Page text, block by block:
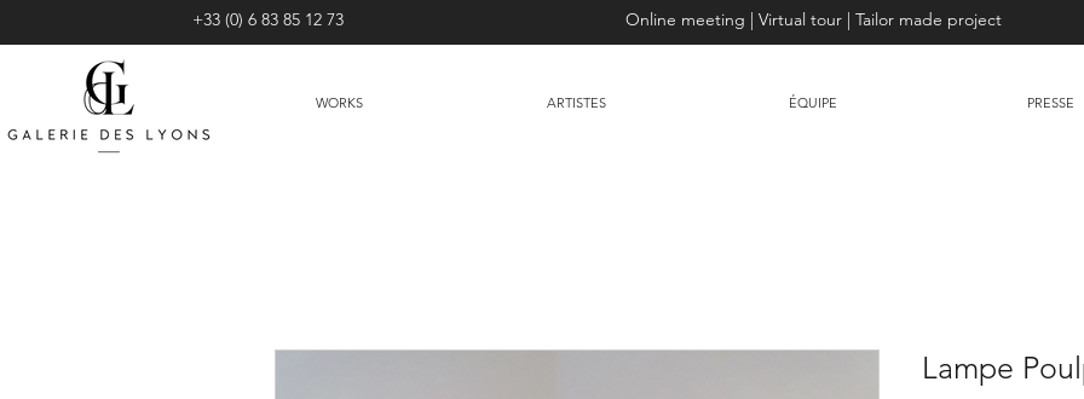
+33 (0) 6 83 85 12 73 Online meeting | Virtual tour | Tailor made project
WORKS ARTISTES ÉQUIPE PRESSE
Lampe